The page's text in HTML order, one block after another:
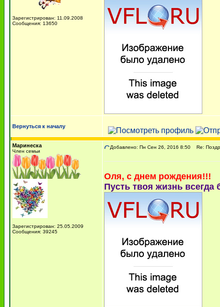
Зарегистрирован: 11.09.2008
Сообщения: 13650
Вернуться к началу
Маринеска
Член семьи
Зарегистрирован: 25.05.2009
Сообщения: 39245
Добавлено: Пн Сен 26, 2016 8:50 Re:
Оля, с днем рождения!!!
Пусть твоя жизнь всегда